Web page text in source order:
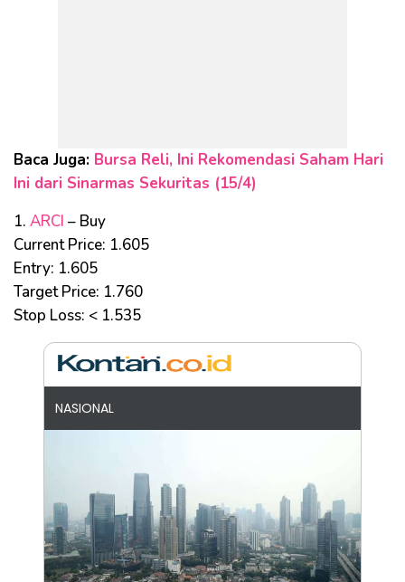
Baca Juga: Bursa Reli, Ini Rekomendasi Saham Hari
Ini dari Sinarmas Sekuritas (15/4)
1. ARCI – Buy
Current Price: 1.605
Entry: 1.605
Target Price: 1.760
Stop Loss: < 1.535
NASIONAL